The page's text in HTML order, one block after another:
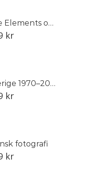
The Operative Elements of Architecture
kr
Fotografi i Sverige 1970–2014, del I
kr
fotografi
kr